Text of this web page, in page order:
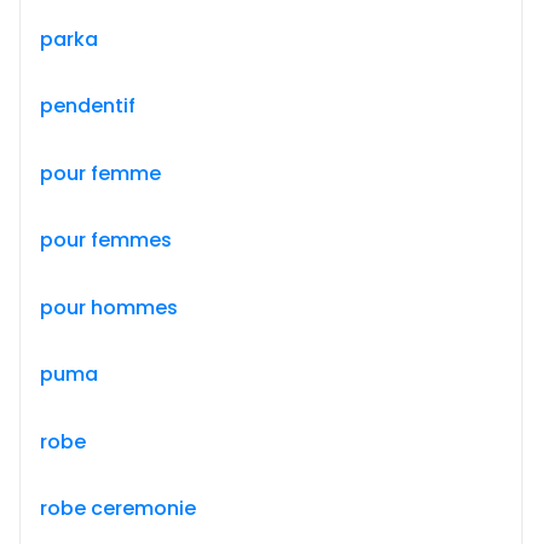
parka
pendentif
pour femme
pour femmes
pour hommes
puma
robe
robe ceremonie